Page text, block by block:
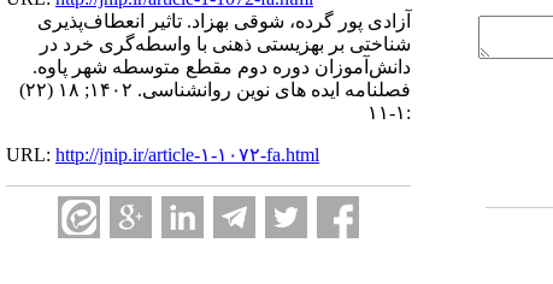
آزادی پور گرده، شوقی بهزاد. تاثیر انعطاف‌پذیری
شناختی بر بهزیستی ذهنی با واسطه‌گری خرد در
دانش‌آموزان دوره دوم مقطع متوسطه شهر پاوه.
فصلنامه ایده های نوین روانشناسی. ۱۴۰۲; ۱۸ (۲۲)
:۱-۱۱
URL: http://jnip.ir/article-۱-۱۰۷۲-fa.html